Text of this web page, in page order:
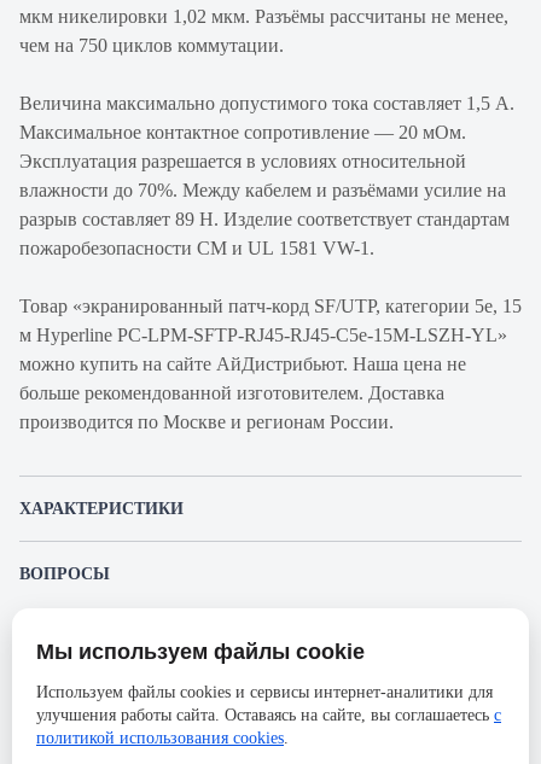
мкм никелировки 1,02 мкм. Разъёмы рассчитаны не менее,
чем на 750 циклов коммутации.
Величина максимально допустимого тока составляет 1,5 А.
Максимальное контактное сопротивление — 20 мОм.
Эксплуатация разрешается в условиях относительной
влажности до 70%. Между кабелем и разъёмами усилие на
разрыв составляет 89 Н. Изделие соответствует стандартам
пожаробезопасности CM и UL 1581 VW-1.
Товар «экранированный патч-корд SF/UTP, категории 5e, 15
м Hyperline PC-LPM-SFTP-RJ45-RJ45-C5e-15M-LSZH-YL»
можно купить на сайте АйДистрибьют. Наша цена не
больше рекомендованной изготовителем. Доставка
производится по Москве и регионам России.
ХАРАКТЕРИСТИКИ
Производитель
Категория
Оболочка
ВОПРОСЫ
Пожалуйста, авторизуйтесь, чтобы иметь
возможность оставлять вопросы.
Представленные изображения и характеристики могут отличаться от реального
без предварительного уведомления. Компания АйДистрибьют не несёт
ответственности в случае не соответствия текущей модели товаров фотографиям,
размещённым в карточке товара.
Мы используем файлы cookie
Используем файлы cookies и сервисы интернет-аналитики для
улучшения работы сайта. Оставаясь на сайте, вы соглашаетесь с
политикой использования cookies.